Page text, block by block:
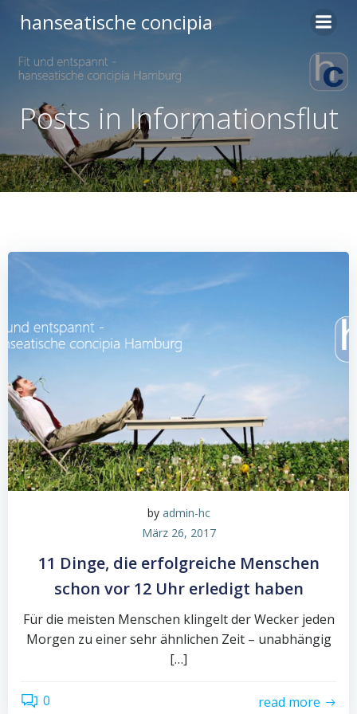
Inhalt
hanseatische concipia
Posts in Informationsflut
by admin-hc
März 26, 2017
11 Dinge, die erfolgreiche Menschen
schon vor 12 Uhr erledigt haben
Für die meisten Menschen klingelt der Wecker jeden
Morgen zu einer sehr ähnlichen Zeit – unabhängig
[…]
0 read more